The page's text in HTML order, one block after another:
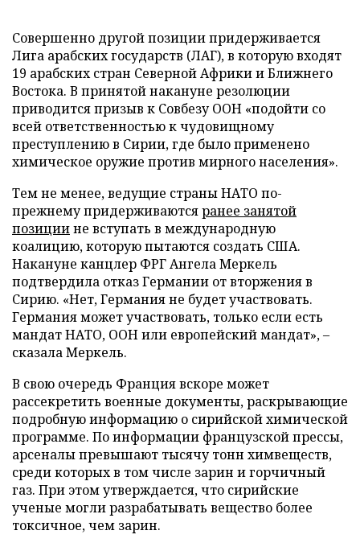
Совершенно другой позиции придерживается
Лига арабских государств (ЛАГ), в которую входят
19 арабских стран Северной Африки и Ближнего
Востока. В принятой накануне резолюции
приводится призыв к Совбезу ООН «подойти со
всей ответственностью к чудовищному
преступлению в Сирии, где было применено
химическое оружие против мирного населения».
Тем не менее, ведущие страны НАТО по-
прежнему придерживаютсяранее занятой
позициине вступать в международную
коалицию, которую пытаются создать США.
Накануне канцлер ФРГ Ангела Меркель
подтвердила отказ Германии от вторжения в
Сирию. «Нет, Германия не будет участвовать.
Германия может участвовать, только если есть
мандат НАТО, ООН или европейский мандат», –
сказала Меркель.
В свою очередь Франция вскоре может
рассекретить военные документы, раскрывающие
подробную информацию о сирийской химической
программе. По информации французской прессы,
арсеналы превышают тысячу тонн химвеществ,
среди которых в том числе зарин и горчичный
газ. При этом утверждается, что сирийские
ученые могли разрабатывать вещество более
токсичное, чем зарин.